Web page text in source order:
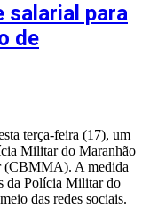
salarial para
de
terça-feira (17), um
Militar do Maranhão
(CBMMA). A medida
da Polícia Militar do
das redes sociais.